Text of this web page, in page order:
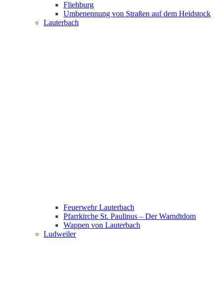
Fliehburg
Umbenennung von Straßen auf dem Heidstock
Lauterbach
Feuerwehr Lauterbach
Pfarrkirche St. Paulinus – Der Warndtdom
Wappen von Lauterbach
Ludweiler